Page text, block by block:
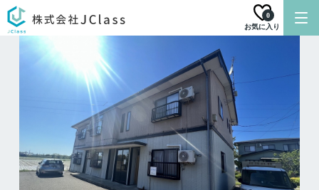
お気に入り
0